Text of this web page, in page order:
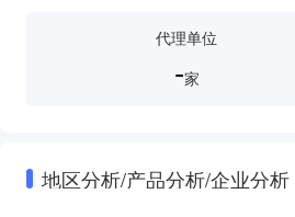
代理单位
-家
地区分析/产品分析/企业分析